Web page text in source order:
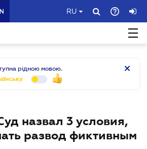
RU
рідною мовою.
назвал 3 условия,
развод фиктивным